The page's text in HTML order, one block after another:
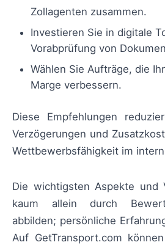
Zollagenten zusammen.
Investieren Sie in digitale
Vorabprüfung von
Wählen Sie Aufträge, die
Marge verbessern.
Diese Empfehlungen
Verzögerungen und
Wettbewerbsfähigkeit im
Die wichtigsten Aspekte und
kaum allein durch
abbilden; persönliche
Auf GetTransport.com